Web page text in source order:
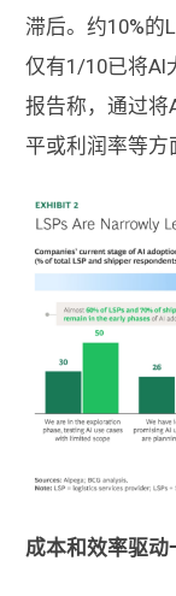
滞后。约10%的
仅有1/10已将AI
报告称，通过将
平或利润率等方
成本和效率驱动